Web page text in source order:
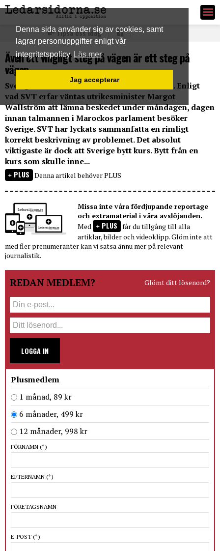
Denna sida använder sig av cookies, samt
lagrar personuppgifter enligt vår
integritetspolicy Läs mer
Jag accepterar
Ledarsidorna.se
Tipsa oss idag
Även ett vingligt steg på vägen är ett steg på
vägen
Sverige kommer inte att erkänna Västsahara. Enligt
vad SVT erfar väntas utrikesminister Margot
Wallström att lämna beskedet under måndagen, dagen
innan talmannen i Marockos parlament besöker
Sverige. SVT har lyckats sammanfatta en rimligt
korrekt beskrivning av problemet. Det absolut
viktigaste är dock att Sverige bytt kurs. Bytt från en
kurs som skulle inne...
PLUS Denna artikel behöver PLUS
Missa inte våra fördjupande reportage
och extramaterial i våra avslöjanden.
Med
PLUS får du tillgång till alla
artiklar, bilder och videoklipp. Glöm inte att
med fler prenumeranter kan vi satsa ännu mer på relevant
journalistik.
REDAN MEDLEM? Glömt ditt lösenord?
LOGGA IN
Plusmedlem
1 månad, 89 kr
6 månader, 499 kr
12 månader, 998 kr
FÖRNAMN (*)
EFTERNAMN (*)
FÖRETAGSNAMN
E-POST (*)